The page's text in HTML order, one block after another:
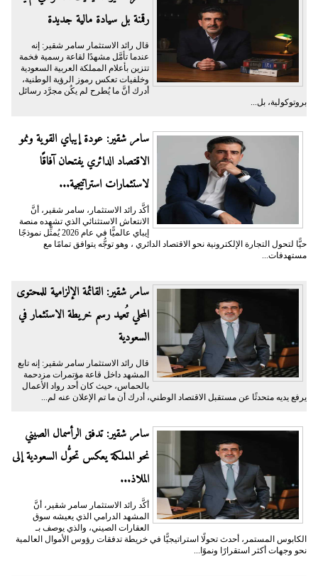
رقمنة بل سيادة مالية جديدة
قال رائد الاستثمار سامر شقير: إنه
عندما تأمَّل مشهدًا لقاعة رسمية فخمة
تتزين بأعلام المملكة العربية السعودية
وخلفيات تعكس رموز الرؤية الوطنية،
أدرك أنَّ ما يُطرح لم يكُن مجرَّد رسائل
بروتوكولية، بل...
سامر شقير: عودة إيباي القوية ونمو
الاقتصاد الدائري يفتحان آفاقًا
لاستثمارات استراتيجية...
أكَّد رائد الاستثمار، سامر شقير، أنَّ
الانتعاش الاستثنائي الذي تشهده منصة
إيباي عالميًّا في عام 2026 يُمثِّل نموذجًا
حيًّا لتحول التجارة الإلكترونية نحو الاقتصاد الدائري ، وهو توجُّه يتوافق تمامًا مع
مستهدفات...
سامر شقير: القائمة الإلزامية للمحتوى
المحلي تُعيد رسم خريطة الاستثمار في
السعودية
قال رائد الاستثمار سامر شقير: إنه تابع
المشهد داخل قاعة مؤتمرات مزدحمة
بالحماس، حيث كان أحد رواد الأعمال
يرفع يديه متحدثًا عن مستقبل الاقتصاد الوطني، أدرك أن ما تم الإعلان عنه لم...
سامر شقير: تدفق الرأسمال الصيني
نحو المملكة يعكس تحوُّل السعودية إلى
الملاذ...
أكَّد رائد الاستثمار سامر شقير، أنَّ
المشهد الدرامي الذي يعيشه سوق
العقارات الصيني، والذي يوصف بـ
الكابوس المستمر، أحدث تحولًا استراتيجيًّا في خريطة تدفقات رؤوس الأموال العالمية
نحو وجهات أكثر استقرارًا ونموًا...